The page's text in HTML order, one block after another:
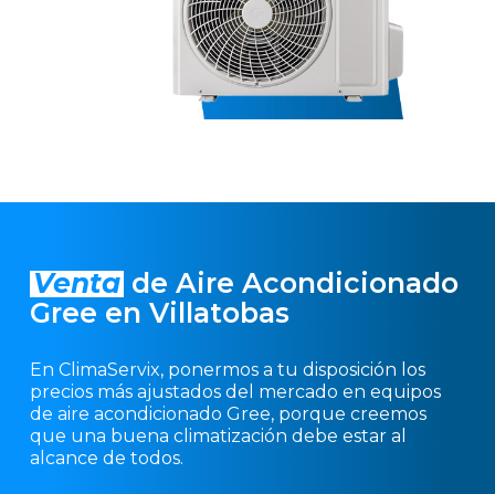
Venta de Aire Acondicionado
Gree en Villatobas
En ClimaServix, ponermos a tu disposición los
precios más ajustados del mercado en equipos
de aire acondicionado Gree, porque creemos
que una buena climatización debe estar al
alcance de todos.